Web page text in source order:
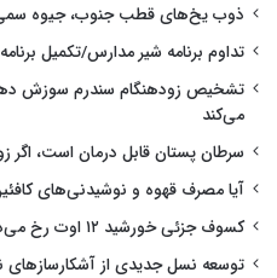
ذوب یخ‌های قطب جنوب، جیوه سمی
تداوم برنامه شیر مدارس/تکمیل
تشخیص زودهنگام سندرم سوزش
می‌کند
سرطان پستان قابل درمان است،
آیا مصرف قهوه و نوشیدنی‌های
کسوف جزئی خورشید ۱۲ اوت رخ می‌دهد
توسعه نسل جدیدی از آشکارسازهای